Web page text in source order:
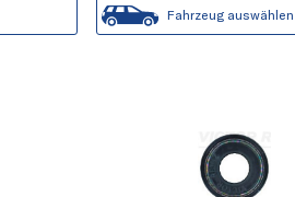
Fahrzeug auswählen